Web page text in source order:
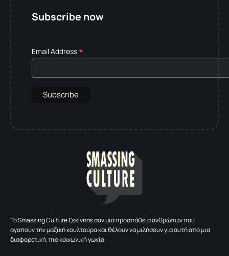
Subscribe now
Email Address*
To Smassing Culture ξεκίνησε σαν μια προσπάθεια ανθρώπων που
αγαπούν την μαζική κουλτούρα και θέλουν να μιλήσουν για αυτή από μια
διαφορετική, πιο κοινωνική γωνία.